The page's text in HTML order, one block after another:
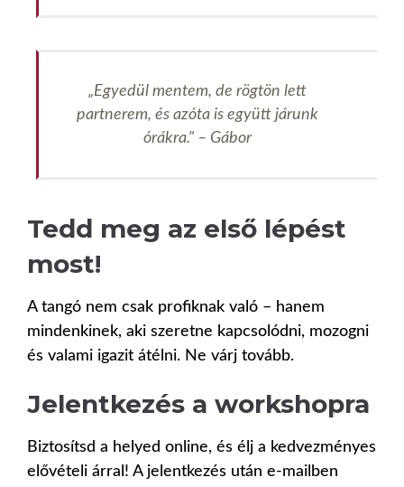
„Egyedül mentem, de rögtön lett
partnerem, és azóta is együtt járunk
órákra." – Gábor
Tedd meg az első lépést
most!
A tangó nem csak profiknak való – hanem
mindenkinek, aki szeretne kapcsolódni, mozogni
és valami igazit átélni. Ne várj tovább.
Jelentkezés a workshopra
Biztosítsd a helyed online, és élj a kedvezményes
elővételi árral! A jelentkezés után e-mailben